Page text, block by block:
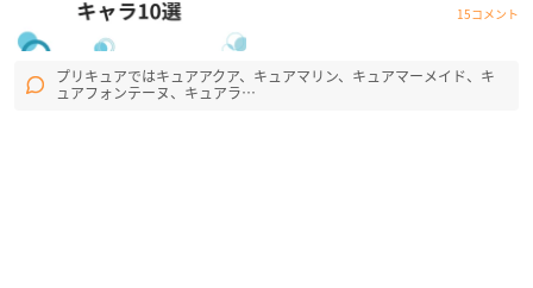
15コメント
プリキュアではキュアアクア、キュアマリン、キュアマーメイド、キ
ュアフォンテーヌ、キュアラ…